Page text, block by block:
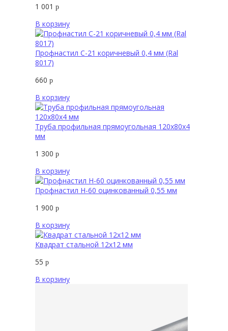
1 001 р
В корзину
Профнастил С-21 коричневый 0,4 мм (Ral
8017)
660 р
В корзину
Труба профильная прямоугольная 120х80х4
мм
1 300 р
В корзину
Профнастил Н-60 оцинкованный 0,55 мм
1 900 р
В корзину
Квадрат стальной 12х12 мм
55 р
В корзину